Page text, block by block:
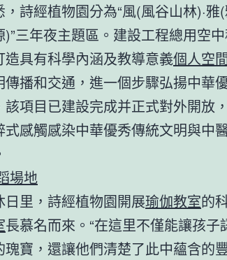
，詩經植物園分為“風(風谷山林)·雅
)”三年夜主題區。建設工程總用空
造具有科學內涵及教導意義個人空
傳播和交通，進一個步驟弘揚中華
該項目已建設完成并正式對外開放，
式感觸感染中華優秀傳統文明與中
場地
日里，詩經植物園開展瑜伽教室的
長慕名而來。“在這里不僅能讓孩
瑰寶，還讓他們清楚了此中蘊含的